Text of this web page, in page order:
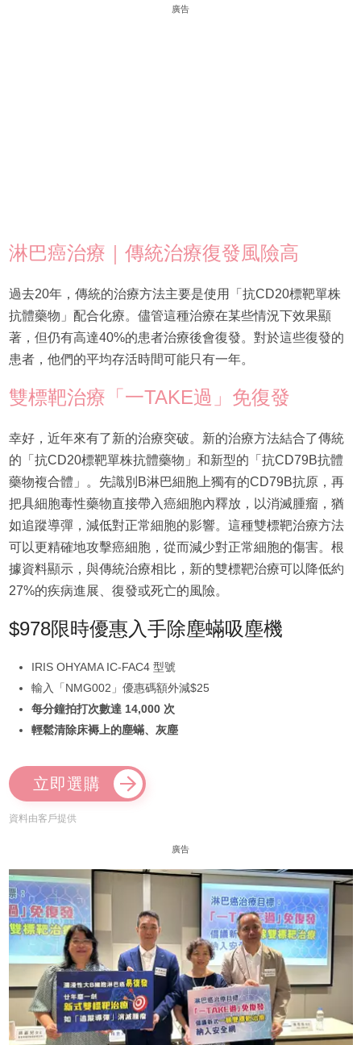
廣告
淋巴癌治療｜傳統治療復發風險高
過去20年，傳統的治療方法主要是使用「抗CD20標靶單株
抗體藥物」配合化療。儘管這種治療在某些情況下效果顯
著，但仍有高達40%的患者治療後會復發。對於這些復發的
患者，他們的平均存活時間可能只有一年。
雙標靶治療「一TAKE過」免復發
幸好，近年來有了新的治療突破。新的治療方法結合了傳統
的「抗CD20標靶單株抗體藥物」和新型的「抗CD79B抗體
藥物複合體」。先識別B淋巴細胞上獨有的CD79B抗原，再
把具細胞毒性藥物直接帶入癌細胞內釋放，以消滅腫瘤，猶
如追蹤導彈，減低對正常細胞的影響。這種雙標靶治療方法
可以更精確地攻擊癌細胞，從而減少對正常細胞的傷害。根
據資料顯示，與傳統治療相比，新的雙標靶治療可以降低約
27%的疾病進展、復發或死亡的風險。
$978限時優惠入手除塵蟎吸塵機
IRIS OHYAMA IC-FAC4 型號
輸入「NMG002」優惠碼額外減$25
每分鐘拍打次數達 14,000 次
輕鬆清除床褥上的塵蟎、灰塵
立即選購
資料由客戶提供
廣告